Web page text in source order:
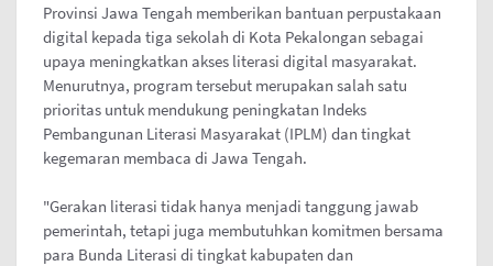
Provinsi Jawa Tengah memberikan bantuan perpustakaan
digital kepada tiga sekolah di Kota Pekalongan sebagai
upaya meningkatkan akses literasi digital masyarakat.
Menurutnya, program tersebut merupakan salah satu
prioritas untuk mendukung peningkatan Indeks
Pembangunan Literasi Masyarakat (IPLM) dan tingkat
kegemaran membaca di Jawa Tengah.
"Gerakan literasi tidak hanya menjadi tanggung jawab
pemerintah, tetapi juga membutuhkan komitmen bersama
para Bunda Literasi di tingkat kabupaten dan